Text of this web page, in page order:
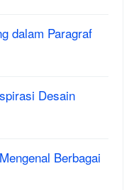
dalam Paragraf
Desain
Berbagai